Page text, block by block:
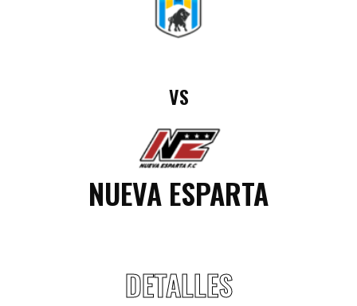
VS
NUEVA ESPARTA
DETALLES